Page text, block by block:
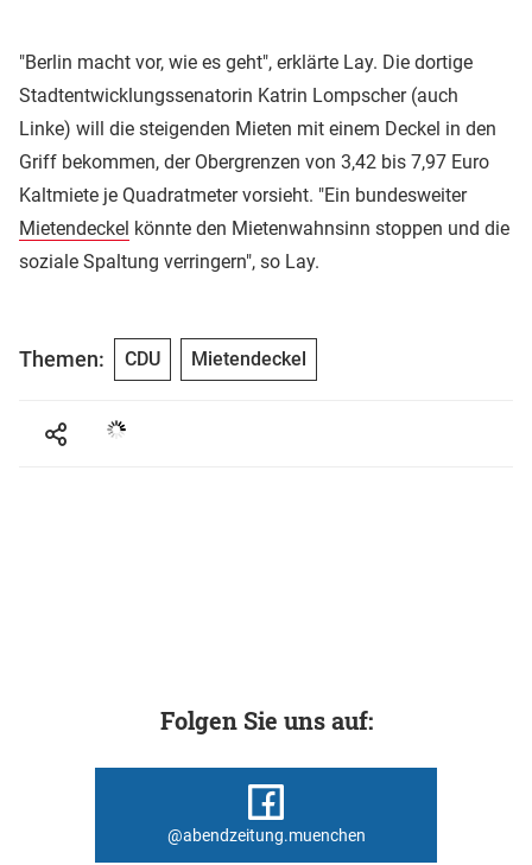
"Berlin macht vor, wie es geht", erklärte Lay. Die dortige
Stadtentwicklungssenatorin Katrin Lompscher (auch
Linke) will die steigenden Mieten mit einem Deckel in den
Griff bekommen, der Obergrenzen von 3,42 bis 7,97 Euro
Kaltmiete je Quadratmeter vorsieht. "Ein bundesweiter
Mietendeckel könnte den Mietenwahnsinn stoppen und die
soziale Spaltung verringern", so Lay.
Themen: CDU Mietendeckel
Folgen Sie uns auf:
@abendzeitung.muenchen